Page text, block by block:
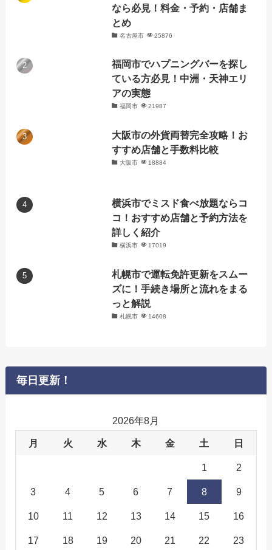
なら必見！料金・予約・店舗ま
とめ
名古屋市 25876
福岡市でハプニングバーを探し
ている方必見！中洲・天神エリ
アの実態
福岡市 21987
大阪市の外貨両替完全攻略！お
すすめ店舗と手数料比較
大阪市 18884
横浜市でミスド食べ放題ならコ
コ！おすすめ店舗と予約方法を
詳しく紹介
横浜市 17019
札幌市で運転免許更新をスムー
ズに！手続き場所と流れをまる
っと解説
札幌市 14608
毎日更新！
2026年8月
月 火 水 木 金 土 日
1 2
3 4 5 6 7 8 9
10 11 12 13 14 15 16
17 18 19 20 21 22 23